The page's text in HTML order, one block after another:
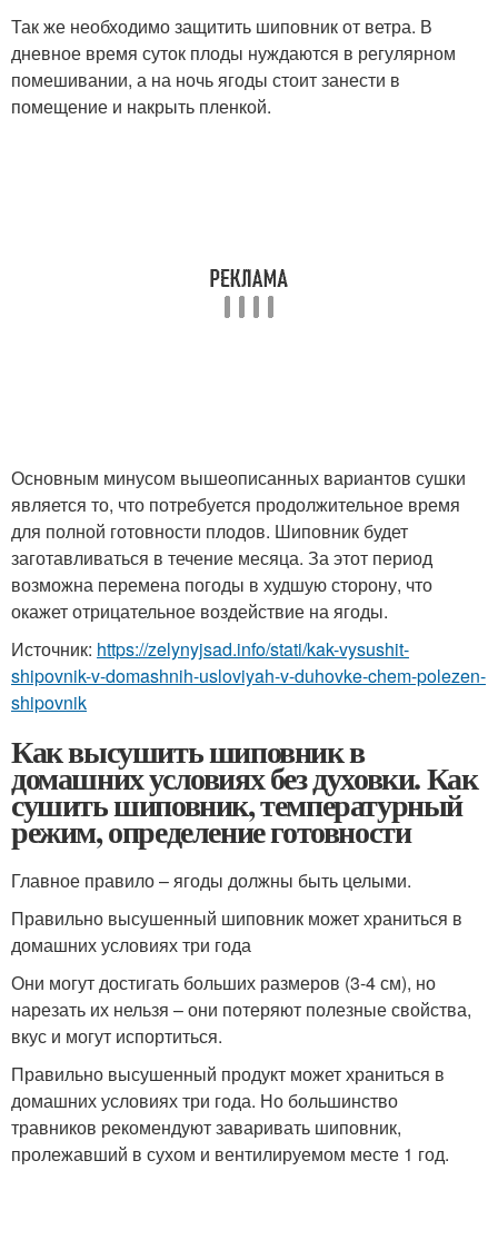
Так же необходимо защитить шиповник от ветра. В
дневное время суток плоды нуждаются в регулярном
помешивании, а на ночь ягоды стоит занести в
помещение и накрыть пленкой.
Основным минусом вышеописанных вариантов сушки
является то, что потребуется продолжительное время
для полной готовности плодов. Шиповник будет
заготавливаться в течение месяца. За этот период
возможна перемена погоды в худшую сторону, что
окажет отрицательное воздействие на ягоды.
Источник: https://zelynyjsad.info/stati/kak-vysushit-
shipovnik-v-domashnih-usloviyah-v-duhovke-chem-polezen-
shipovnik
Как высушить шиповник в
домашних условиях без духовки. Как
сушить шиповник, температурный
режим, определение готовности
Главное правило – ягоды должны быть целыми.
Правильно высушенный шиповник может храниться в
домашних условиях три года
Они могут достигать больших размеров (3-4 см), но
нарезать их нельзя – они потеряют полезные свойства,
вкус и могут испортиться.
Правильно высушенный продукт может храниться в
домашних условиях три года. Но большинство
травников рекомендуют заваривать шиповник,
пролежавший в сухом и вентилируемом месте 1 год.